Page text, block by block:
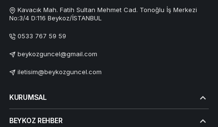
Kavacık Mah. Fatih Sultan Mehmet Cad. Tonoğlu İş Merkezi
No:3/4 D:116 Beykoz/İSTANBUL
0533 767 59 59
beykozguncel@gmail.com
iletisim@beykozguncel.com
KURUMSAL
BEYKOZ REHBER